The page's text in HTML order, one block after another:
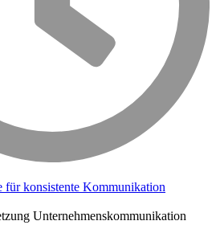
für konsistente Kommunikation
Unternehmenskommunikation